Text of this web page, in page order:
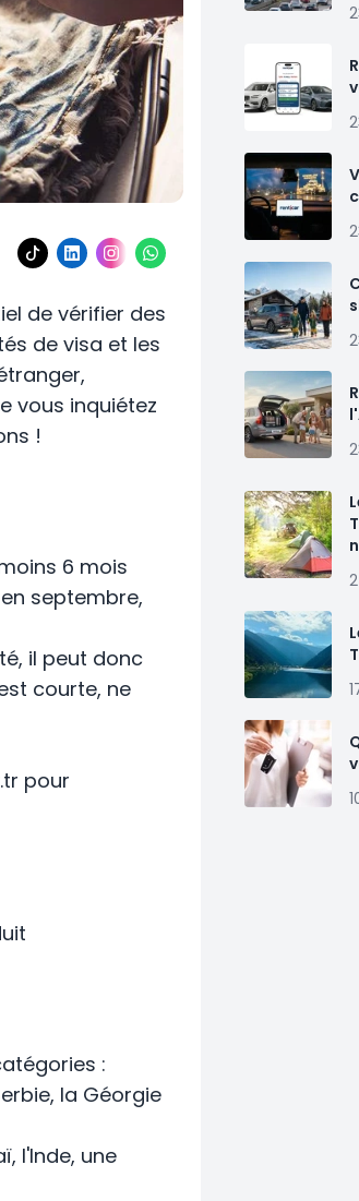
de vérifier des
de visa et les
vous inquiétez
!
6 mois
septembre,
il peut donc
courte, ne
pour
:
la Géorgie
l'Inde, une